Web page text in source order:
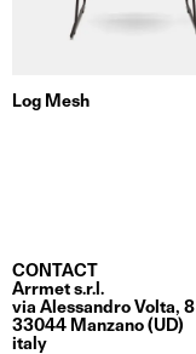
Log Mesh
CONTACT
Arrmet s.r.l.
via Alessandro Volta, 8
33044 Manzano (UD)
italy